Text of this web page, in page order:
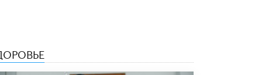
формат для апелляций ЕГЭ